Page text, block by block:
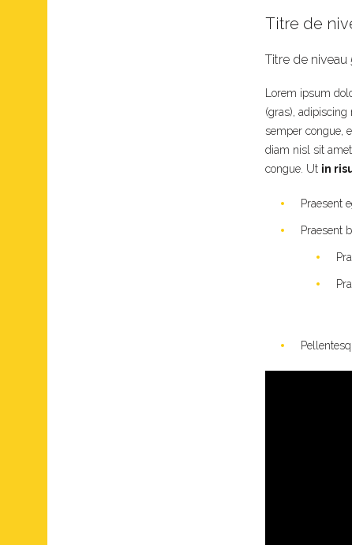
Titre de
Titre de niveau
Lorem ipsum
(gras),
semper congue,
diam nisl sit
congue. Ut in
Praesent
Praesent